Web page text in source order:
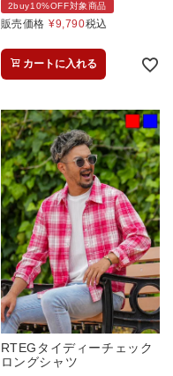
2buy10%OFF対象商品
販売価格 ¥9,790税込
カートに入れる
RTEGタイディーチェック
ロングシャツ